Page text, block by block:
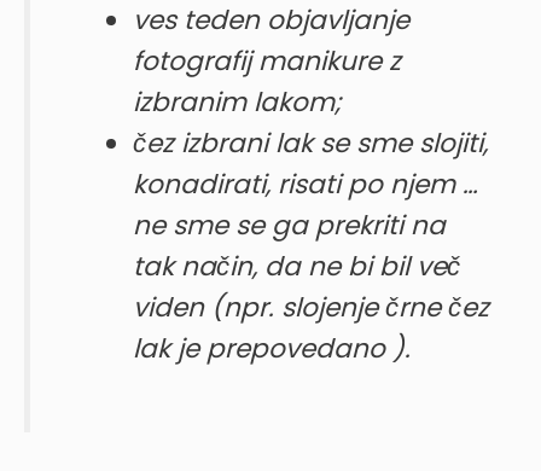
ves teden objavljanje
fotografij manikure z
izbranim lakom;
čez izbrani lak se sme slojiti,
konadirati, risati po njem …
ne sme se ga prekriti na
tak način, da ne bi bil več
viden (npr. slojenje črne čez
lak je prepovedano ).